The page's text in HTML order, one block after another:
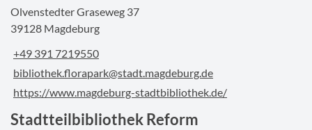
Olvenstedter Graseweg 37
39128 Magdeburg
+49 391 7219550
bibliothek.florapark@stadt.magdeburg.de
https://www.magdeburg-stadtbibliothek.de/
Stadtteilbibliothek Reform